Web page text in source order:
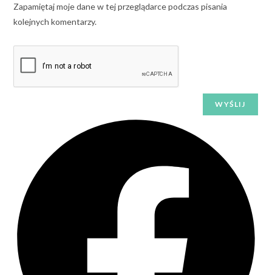
Zapamiętaj moje dane w tej przeglądarce podczas pisania
kolejnych komentarzy.